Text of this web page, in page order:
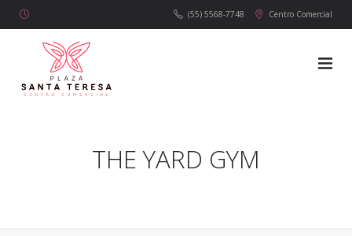
(55) 5568-7748 Centro Comercial
THE YARD GYM